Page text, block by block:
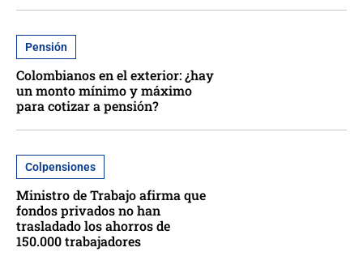
Pensión
Colombianos en el exterior: ¿hay
un monto mínimo y máximo
para cotizar a pensión?
Colpensiones
Ministro de Trabajo afirma que
fondos privados no han
trasladado los ahorros de
150.000 trabajadores